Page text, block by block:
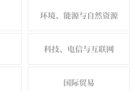
环境、能源与自然资源
科技、电信与互联网
国际贸易